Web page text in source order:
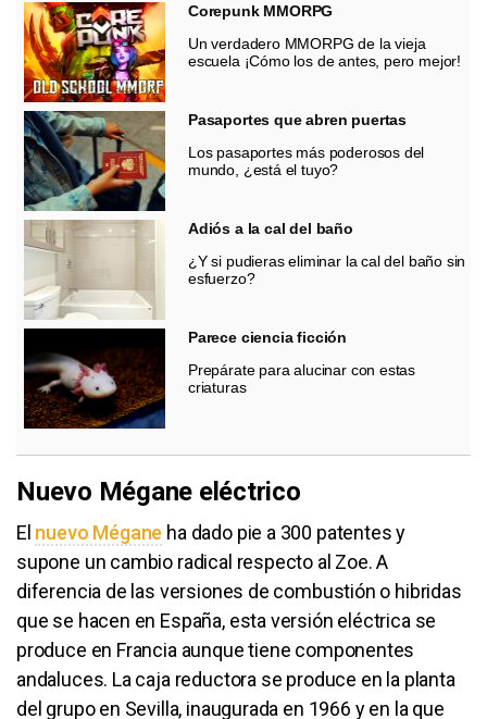
Corepunk MMORPG
Un verdadero MMORPG de la vieja
escuela ¡Cómo los de antes, pero mejor!
Pasaportes que abren puertas
Los pasaportes más poderosos del
mundo, ¿está el tuyo?
Adiós a la cal del baño
¿Y si pudieras eliminar la cal del baño sin
esfuerzo?
Parece ciencia ficción
Prepárate para alucinar con estas
criaturas
Nuevo Mégane eléctrico
El nuevo Mégane ​ ha dado pie a 300 patentes y
supone un cambio radical respecto al Zoe. A
diferencia de las versiones de combustión o hibridas
que se hacen en España, esta versión eléctrica se
produce en Francia aunque tiene componentes
andaluces. La caja reductora se produce en la planta
del grupo en Sevilla, inaugurada en 1966 y en la que